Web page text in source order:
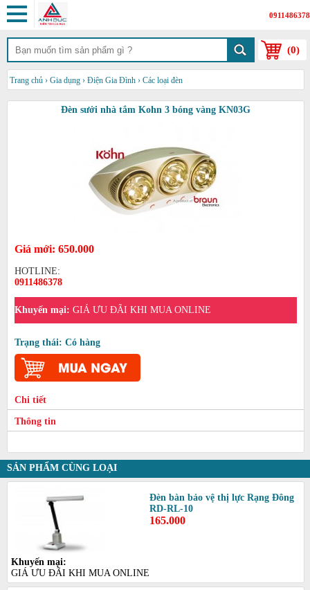
0911486378
(0)
Trang chủ › Gia dụng › Điện Gia Đình › Các loại đèn
Đèn sưởi nhà tắm Kohn 3 bóng vàng KN03G
Giá mới: 650.000
HOTLINE:
0911486378
Khuyến mại: GIÁ ƯU ĐÃI KHI MUA ONLINE
Trạng thái: Có hàng
Chi tiết
Thông tin
SẢN PHẨM CÙNG LOẠI
Đèn bàn bảo vệ thị lực Rạng Đông
RD-RL-10
165.000
Khuyến mại:
GIÁ ƯU ĐÃI KHI MUA ONLINE